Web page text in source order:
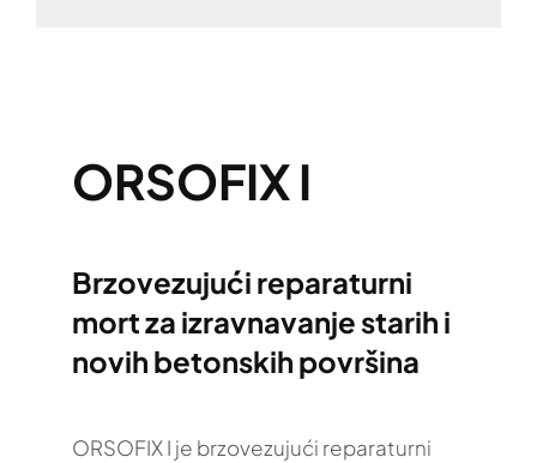
ORSOFIX I
Brzovezujući reparaturni
mort za izravnavanje starih i
novih betonskih površina
ORSOFIX I je brzovezujući reparaturni